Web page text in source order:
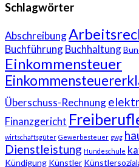
Schlagwörter
Abschreibung
BuchführungBuchhaltung
Einkommensteuer
Überschuss-Rechnung
Finanzgericht
wirtschaftsgüter Gewerbesteuer gwg
Dienstleistung Hundeschule
Kündigung Künstler